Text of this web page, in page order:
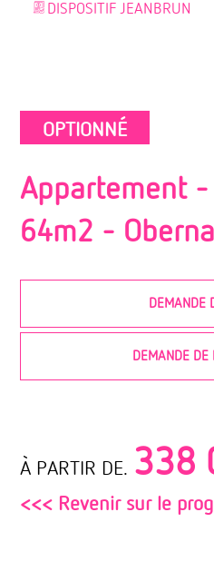
DISPOSITIF JEANBRUN
OPTIONNÉ
Appartement -
64m2 -
DEMANDE
DEMANDE DE
À PARTIR DE. 338
<<< Revenir sur le